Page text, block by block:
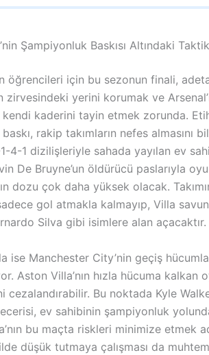
Şampiyonluk Baskısı Altındaki
öğrencileri için bu sezonun finali,
zirvesindeki yerini korumak ve
kaderini tayin etmek zorunda.
rakip takımların nefes almasını
4-1 dizilişleriyle sahada yayılan ev
De Bruyne’un öldürücü paslarıyla
dozu çok daha yüksek olacak.
gol atmakla kalmayıp, Villa
Silva gibi isimlere alan açacaktır.
ise Manchester City’nin geçiş
Aston Villa’nın hızla hücuma kalkan
Bu noktada Kyle
ev sahibinin şampiyonluk
bu maçta riskleri minimize etmek
düşük tutmaya çalışması da